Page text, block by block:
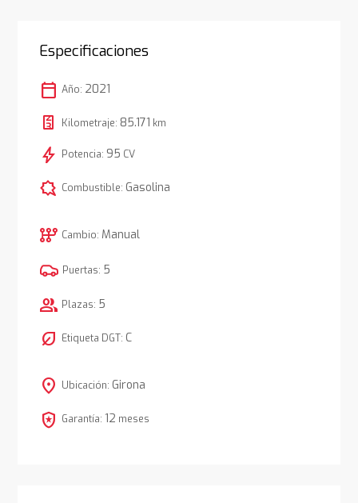
Especificaciones
calendar_today Año: 2021
Kilometraje: 85.171 km
bolt Potencia: 95 CV
comic_bubble Combustible: Gasolina
auto_transmission Cambio: Manual
Puertas: 5
group Plazas: 5
nest_eco_leaf Etiqueta DGT: C
location_on Ubicación: Girona
local_police Garantía: 12 meses